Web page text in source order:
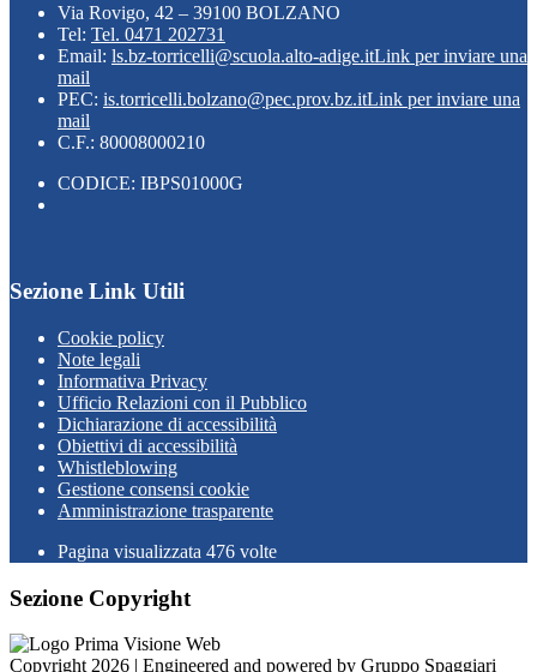
Via Rovigo, 42 – 39100 BOLZANO
Tel: Tel. 0471 202731
Email: ls.bz-torricelli@scuola.alto-adige.itLink per inviare una
mail
PEC: is.torricelli.bolzano@pec.prov.bz.itLink per inviare una
mail
C.F.: 80008000210
CODICE: IBPS01000G
Sezione Link Utili
Cookie policy
Note legali
Informativa Privacy
Ufficio Relazioni con il Pubblico
Dichiarazione di accessibilità
Obiettivi di accessibilità
Whistleblowing
Gestione consensi cookie
Amministrazione trasparente
Pagina visualizzata 476 volte
Sezione Copyright
Copyright 2026 | Engineered and powered by Gruppo Spaggiari